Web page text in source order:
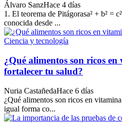
Álvaro SanzHace 4 días
1. El teorema de Pitágorasa² + b² =
conocida desde ...
Ciencia y tecnología
¿Qué alimentos son ricos
fortalecer tu salud?
Nuria CastañedaHace 6 días
¿Qué alimentos son ricos en
igual forma co...